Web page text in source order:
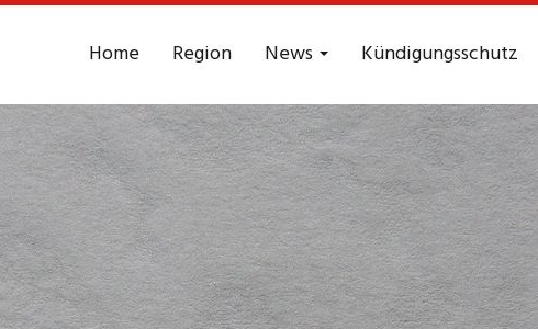
Home Region News Kündigungsschutz